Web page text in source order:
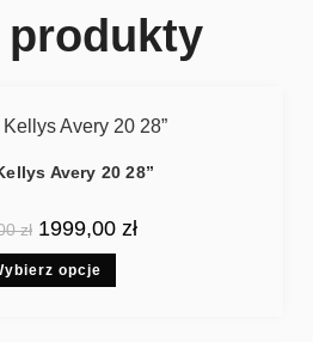
produkty
Avery 20 28”
zł 1999,00 zł
opcje